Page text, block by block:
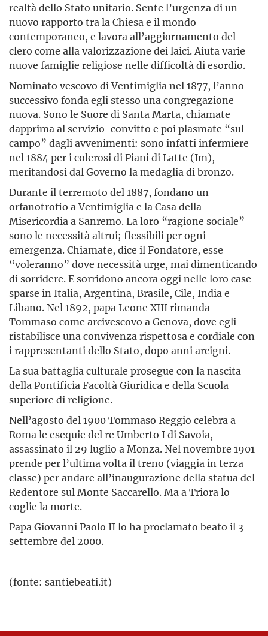
realtà dello Stato unitario. Sente l’urgenza di un
nuovo rapporto tra la Chiesa e il mondo
contemporaneo, e lavora all’aggiornamento del
clero come alla valorizzazione dei laici. Aiuta varie
nuove famiglie religiose nelle difficoltà di esordio.
Nominato vescovo di Ventimiglia nel 1877, l’anno
successivo fonda egli stesso una congregazione
nuova. Sono le Suore di Santa Marta, chiamate
dapprima al servizio-convitto e poi plasmate “sul
campo” dagli avvenimenti: sono infatti infermiere
nel 1884 per i colerosi di Piani di Latte (Im),
meritandosi dal Governo la medaglia di bronzo.
Durante il terremoto del 1887, fondano un
orfanotrofio a Ventimiglia e la Casa della
Misericordia a Sanremo. La loro “ragione sociale”
sono le necessità altrui; flessibili per ogni
emergenza. Chiamate, dice il Fondatore, esse
“voleranno” dove necessità urge, mai dimenticando
di sorridere. E sorridono ancora oggi nelle loro case
sparse in Italia, Argentina, Brasile, Cile, India e
Libano. Nel 1892, papa Leone XIII rimanda
Tommaso come arcivescovo a Genova, dove egli
ristabilisce una convivenza rispettosa e cordiale con
i rappresentanti dello Stato, dopo anni arcigni.
La sua battaglia culturale prosegue con la nascita
della Pontificia Facoltà Giuridica e della Scuola
superiore di religione.
Nell’agosto del 1900 Tommaso Reggio celebra a
Roma le esequie del re Umberto I di Savoia,
assassinato il 29 luglio a Monza. Nel novembre 1901
prende per l’ultima volta il treno (viaggia in terza
classe) per andare all’inaugurazione della statua del
Redentore sul Monte Saccarello. Ma a Triora lo
coglie la morte.
Papa Giovanni Paolo II lo ha proclamato beato il 3
settembre del 2000.
(fonte: santiebeati.it)